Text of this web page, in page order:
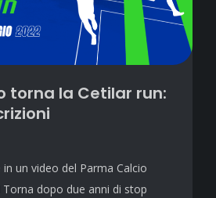
torna la Cetilar run:
in un video del Parma Calcio
Torna dopo due anni di stop